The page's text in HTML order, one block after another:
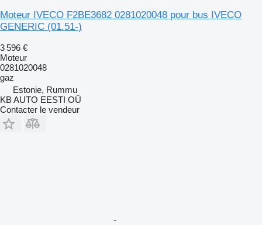
Moteur IVECO F2BE3682 0281020048 pour bus IVECO
GENERIC (01.51-)
3 596 €
Moteur
0281020048
gaz
Estonie, Rummu
KB AUTO EESTI OÜ
Contacter le vendeur